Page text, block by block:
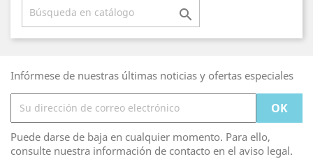

Infórmese de nuestras últimas noticias y ofertas especiales
Puede darse de baja en cualquier momento. Para ello,
consulte nuestra información de contacto en el aviso legal.